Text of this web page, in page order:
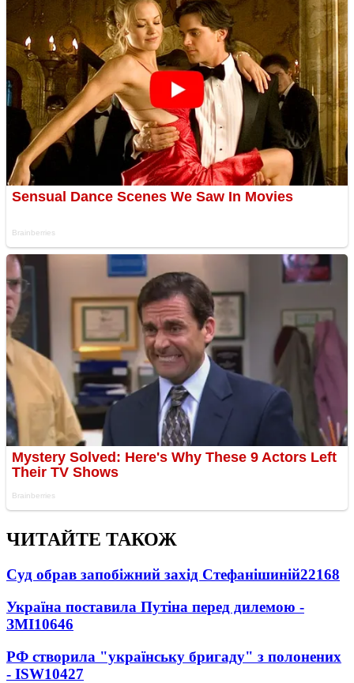
ЧИТАЙТЕ ТАКОЖ
Суд обрав запобіжний захід Стефанішиній22168
Україна поставила Путіна перед дилемою -
ЗМІ10646
РФ створила "українську бригаду" з полонених
- ISW10427